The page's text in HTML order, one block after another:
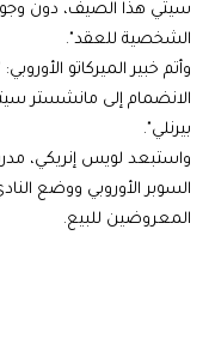
سيتي هذا الصيف، دون
الشخصية للعقد".
وأتم خبير الميركاتو
الانضمام إلى مانشستر
بيرنلي".
واستبعد لويس إنريكي،
السوبر الأوروبي ووضع
المعروضين للبيع.